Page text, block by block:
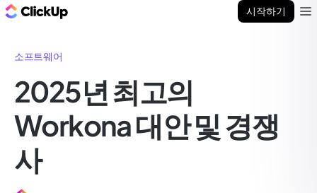
시작하기
소프트웨어
2025년 최고의
Workona 대안 및 경쟁
사